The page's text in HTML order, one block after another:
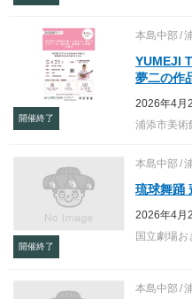
開催終了
本島中部
YUMEJI
夢二の作
る（郷土
2026年4月
浦添市美術
開催終了
本島中部
琉球舞踊
2026年4月
国立劇場
本島中部